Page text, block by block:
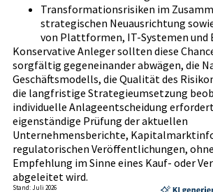
Transformationsrisiken im
strategischen Neuausrichtung
von Plattformen, IT-Systemen und
Konservative Anleger sollten diese
sorgfältig gegeneinander abwägen, die
Geschäftsmodells, die Qualität des
die langfristige Strategieumsetzung
individuelle Anlageentscheidung
eigenständige Prüfung der aktuellen
Unternehmensberichte,
regulatorischen Veröffentlichungen, ohne
Empfehlung im Sinne eines Kauf- oder
abgeleitet wird.
Stand: Juli 2026